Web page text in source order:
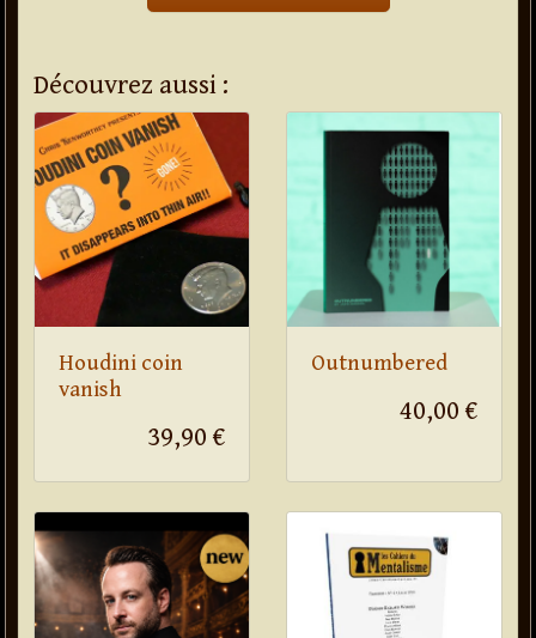
Découvrez aussi :
Houdini coin
vanish
39,90 €
Outnumbered
40,00 €